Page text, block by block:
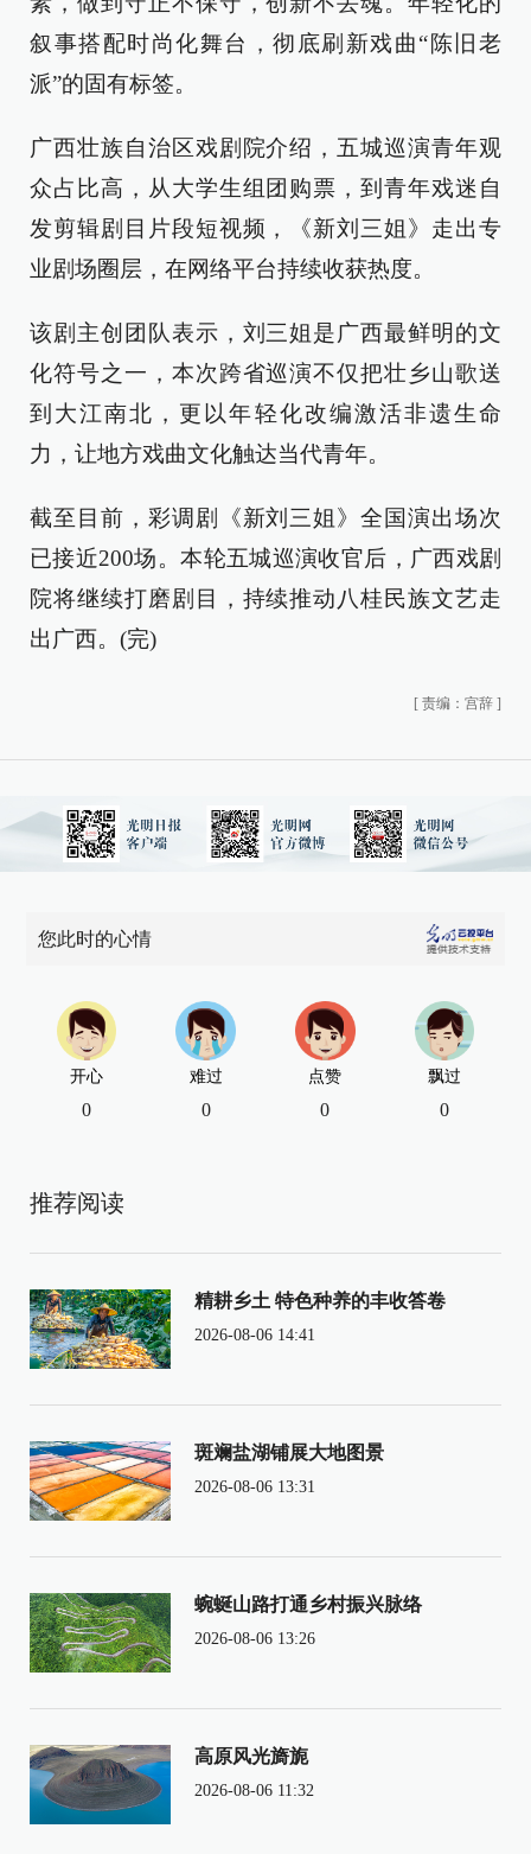
叙事搭配时尚化舞台，彻底刷新戏曲“陈旧老
派”的固有标签。
广西壮族自治区戏剧院介绍，五城巡演青年观
众占比高，从大学生组团购票，到青年戏迷自
发剪辑剧目片段短视频，《新刘三姐》走出专
业剧场圈层，在网络平台持续收获热度。
该剧主创团队表示，刘三姐是广西最鲜明的文
化符号之一，本次跨省巡演不仅把壮乡山歌送
到大江南北，更以年轻化改编激活非遗生命
力，让地方戏曲文化触达当代青年。
截至目前，彩调剧《新刘三姐》全国演出场次
已接近200场。本轮五城巡演收官后，广西戏剧
院将继续打磨剧目，持续推动八桂民族文艺走
出广西。(完)
[ 责编：宫辞 ]
您此时的心情
开心
0
难过
0
点赞
0
飘过
0
推荐阅读
精耕乡土 特色种养的丰收答卷
2026-08-06 14:41
斑斓盐湖铺展大地图景
2026-08-06 13:31
蜿蜒山路打通乡村振兴脉络
2026-08-06 13:26
高原风光旖旎
2026-08-06 11:32